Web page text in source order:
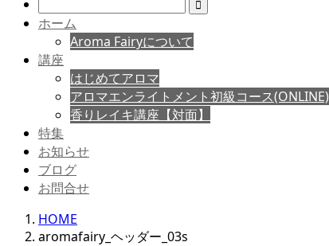
ホーム
Aroma Fairyについて
講座
はじめてアロマ
アロマエンライトメント初級コース(ONLINE)
香りレイキ講座【対面】
特集
お知らせ
ブログ
お問合せ
HOME
aromafairy_ヘッダー_03s